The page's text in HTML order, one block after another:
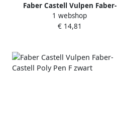
Faber Castell Vulpen Faber-
Castell Poly Pen B caribic blue
1 webshop
€ 14,81